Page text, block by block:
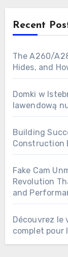
Recent
The A260/
Hides, and
Domki w
lawendową
Building
Construction
Fake Cam
Revolution
and
Découvrez le
complet pour